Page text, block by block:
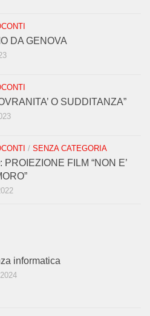
DA GENOVA
O SUDDITANZA”
/ SENZA CATEGORIA
FILM “NON E’
informatica